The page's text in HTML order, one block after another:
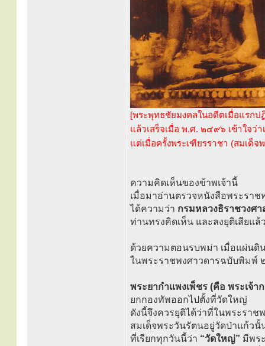
[พระพุทธชัยมงคลในอดีตเมื่อแรก
แล้วเสร็จเมื่อ พ.ศ. ๒๔๙๖ เข้าใจว่
แต่เมื่อครั้งพระเฑียรราชา (สมเด็
ความคิดเห็นของข้าพเจ้านี้
เมื่อมาอ่านตรวจหนังสือพระรา
ได้ความว่า กรมหลวงธิราชวงศ
ท่านทรงคิดเห็น และลงยุติเสียแ
ด้วยความตอนรบพม่า เมื่อแผ่นดิ
ในพระราชพงศาวดารฉบับพิมพ์
พระยากำแพงเพ็ชร (คือ พระเจ้า
ยกกองทัพออกไปตั้งที่วัดใหญ่
ดังนี้จึงควรยุติได้ว่าที่ในพระราช
สมเด็จพระวันรัตนอยู่วัดป่าแก้ว
ที่เรียกทุกวันนี้ว่า “วัดใหญ่” มีพร